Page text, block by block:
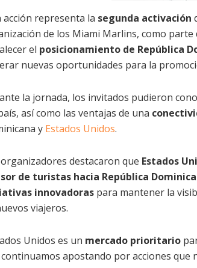
acción representa la segunda activación
de los Miami Marlins, como parte
el posicionamiento de República
nuevas oportunidades para la
la jornada, los invitados pudieron
así como las ventajas de una
y Estados Unidos.
destacaron que Estados
de turistas hacia República
innovadoras para mantener la
viajeros.
Unidos es un mercado prioritario
apostando por acciones